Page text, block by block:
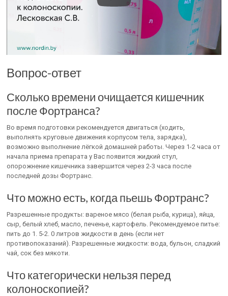
Вопрос-ответ
Сколько времени очищается кишечник
после Фортранса?
Во время подготовки рекомендуется двигаться (ходить,
выполнять круговые движения корпусом тела, зарядка),
возможно выполнение лёгкой домашней работы. Через 1-2 часа от
начала приема препарата у Вас появится жидкий стул,
опорожнение кишечника завершится через 2-3 часа после
последней дозы Фортранс.
Что можно есть, когда пьешь Фортранс?
Разрешенные продукты: вареное мясо (белая рыба, курица), яйца,
сыр, белый хлеб, масло, печенье, картофель. Рекомендуемое питье:
пить до 1. 5-2. 0 литров жидкости в день (если нет
противопоказаний). Разрешенные жидкости: вода, бульон, сладкий
чай, сок без мякоти.
Что категорически нельзя перед
колоноскопией?